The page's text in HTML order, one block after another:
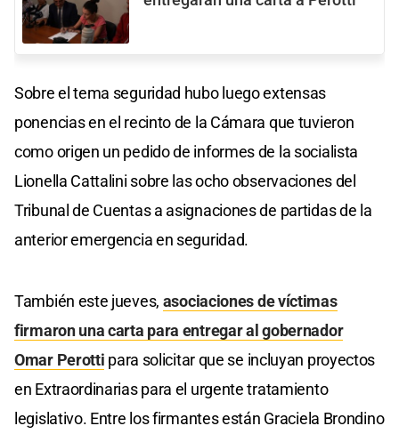
Sobre el tema seguridad hubo luego extensas
ponencias en el recinto de la Cámara que tuvieron
como origen un pedido de informes de la socialista
Lionella Cattalini sobre las ocho observaciones del
Tribunal de Cuentas a asignaciones de partidas de la
anterior emergencia en seguridad.
También este jueves, asociaciones de víctimas
firmaron una carta para entregar al gobernador
Omar Perotti para solicitar que se incluyan proyectos
en Extraordinarias para el urgente tratamiento
legislativo. Entre los firmantes están Graciela Brondino